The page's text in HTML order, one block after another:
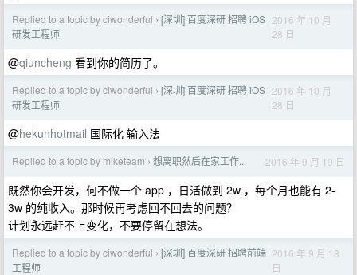
Replied to a topic by ciwonderful › [深圳] 百度深研 招聘 iOS
研发工程师
2016 年 10 月
28 日
@qiuncheng 看到你的简历了。
Replied to a topic by ciwonderful › [深圳] 百度深研 招聘 iOS
研发工程师
2016 年 10 月
28 日
@hekunhotmail 国际化 输入法
Replied to a topic by miketeam › 想离职然后在家工作... 2016 年 9 月 19 日
既然你会开发，何不做一个 app ，日活做到 2w ，每个月也能有 2-
3w 的纯收入。那时候再考虑回不回去的问题？
计划永远赶不上变化，不要停留在想法。
Replied to a topic by ciwonderful › [深圳] 百度深研 招聘前端
工程师
2016 年 9 月 18
日